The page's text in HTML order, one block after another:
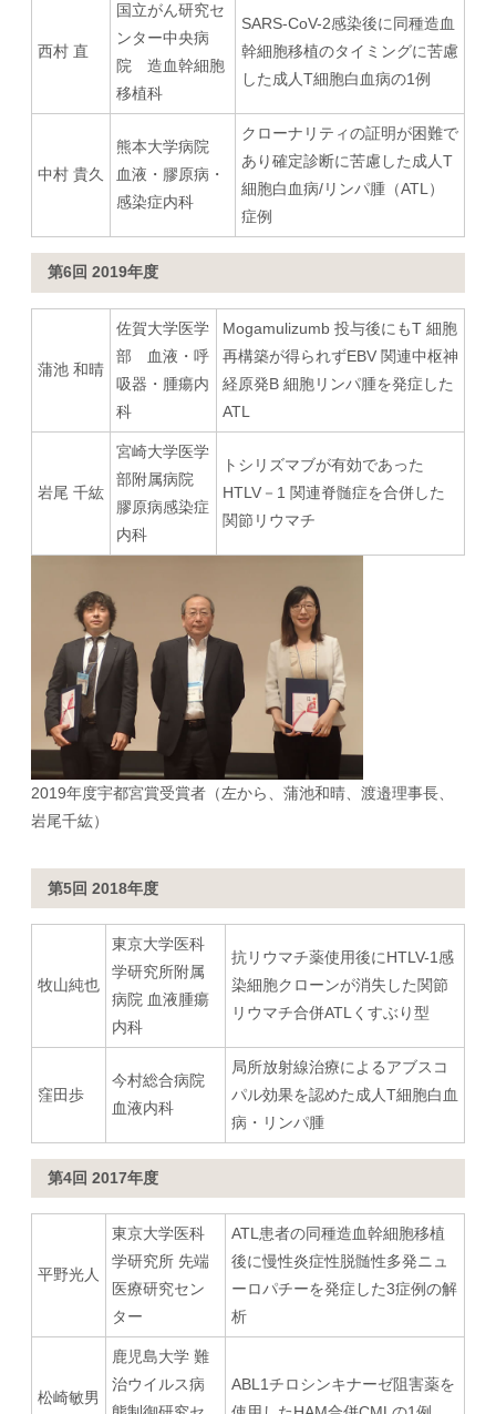
西村 直
国立がん研究セ
ンター中央病
院 造血幹細胞
移植科
SARS-CoV-2感染後に同種造血
幹細胞移植のタイミングに苦慮
した成人T細胞白血病の1例
中村 貴久
熊本大学病院
血液・膠原病・
感染症内科
クローナリティの証明が困難で
あり確定診断に苦慮した成人T
細胞白血病/リンパ腫（ATL）
症例
第6回 2019年度
蒲池 和晴
佐賀大学医学
部 血液・呼
吸器・腫瘍内
科
Mogamulizumb 投与後にもT 細胞
再構築が得られずEBV 関連中枢神
経原発B 細胞リンパ腫を発症した
ATL
岩尾 千紘
宮崎大学医学
部附属病院
膠原病感染症
内科
トシリズマブが有効であった
HTLV－1 関連脊髄症を合併した
関節リウマチ
2019年度宇都宮賞受賞者（左から、蒲池和晴、渡邉理事長、
岩尾千紘）
第5回 2018年度
牧山純也
東京大学医科
学研究所附属
病院 血液腫瘍
内科
抗リウマチ薬使用後にHTLV-1感
染細胞クローンが消失した関節
リウマチ合併ATLくすぶり型
窪田歩
今村総合病院
血液内科
局所放射線治療によるアブスコ
パル効果を認めた成人T細胞白血
病・リンパ腫
第4回 2017年度
平野光人
東京大学医科
学研究所 先端
医療研究セン
ター
ATL患者の同種造血幹細胞移植
後に慢性炎症性脱髄性多発ニュ
ーロパチーを発症した3症例の解
析
松崎敏男
鹿児島大学 難
治ウイルス病
ABL1チロシンキナーゼ阻害薬を